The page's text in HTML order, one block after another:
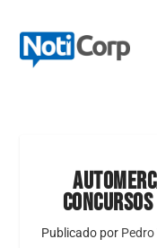
Publicado por Pedro